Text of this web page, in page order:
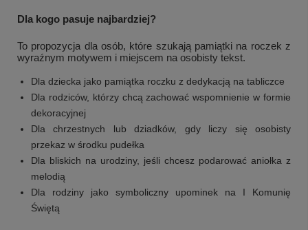
+1
Dla kogo pasuje najbardziej?
To propozycja dla osób, które szukają pamiątki na roczek z
wyraźnym motywem i miejscem na osobisty tekst.
Dla dziecka jako pamiątka roczku z dedykacją na tabliczce
Dla rodziców, którzy chcą zachować wspomnienie w formie
dekoracyjnej
Dla chrzestnych lub dziadków, gdy liczy się osobisty
przekaz w środku pudełka
Dla bliskich na urodziny, jeśli chcesz podarować aniołka z
melodią
Dla rodziny jako symboliczny upominek na I Komunię
Świętą